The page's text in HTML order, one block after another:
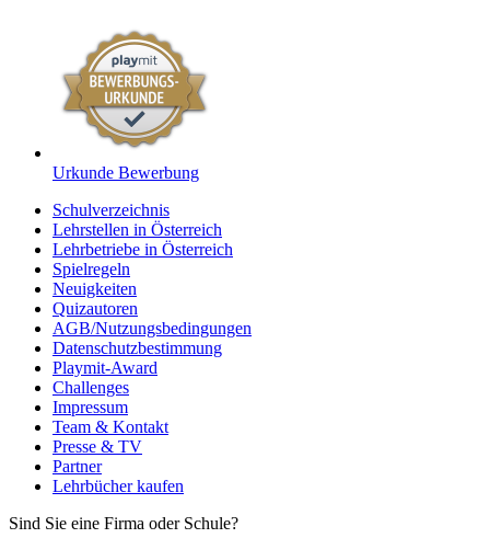
Urkunde Bewerbung
Schulverzeichnis
Lehrstellen in Österreich
Lehrbetriebe in Österreich
Spielregeln
Neuigkeiten
Quizautoren
AGB/Nutzungsbedingungen
Datenschutzbestimmung
Playmit-Award
Challenges
Impressum
Team & Kontakt
Presse & TV
Partner
Lehrbücher kaufen
Sind Sie eine Firma oder Schule?